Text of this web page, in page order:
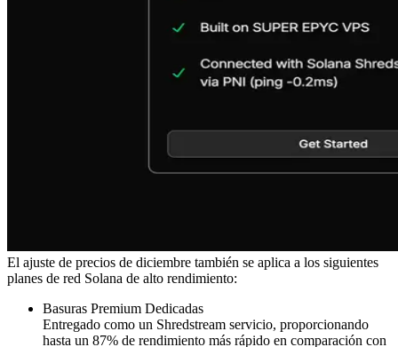
El ajuste de precios de diciembre también se aplica a los siguientes
planes de red Solana de alto rendimiento:
Basuras Premium Dedicadas
Entregado como un Shredstream servicio, proporcionando
hasta un 87% de rendimiento más rápido en comparación con